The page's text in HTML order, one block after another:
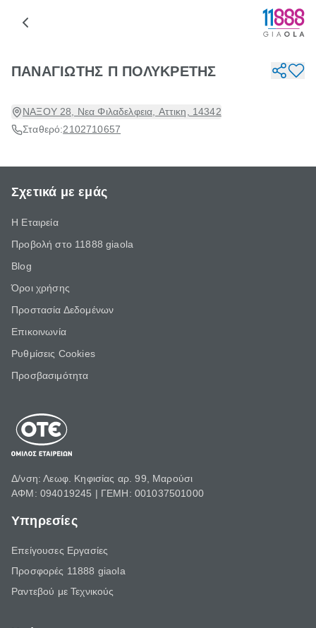
ΠΑΝΑΓΙΩΤΗΣ Π ΠΟΛΥΚΡΕΤΗΣ
ΝΑΞΟΥ 28, Νεα Φιλαδελφεια, Αττικη, 14342
Σταθερό:2102710657
Σχετικά με εμάς
Η Εταιρεία
Προβολή στο 11888 giaola
Blog
Όροι χρήσης
Προστασία Δεδομένων
Επικοινωνία
Ρυθμίσεις Cookies
Προσβασιμότητα
Δ/νση: Λεωφ. Κηφισίας αρ. 99, Μαρούσι
ΑΦΜ: 094019245 | ΓΕΜΗ: 001037501000
Υπηρεσίες
Επείγουσες Εργασίες
Προσφορές 11888 giaola
Ραντεβού με Τεχνικούς